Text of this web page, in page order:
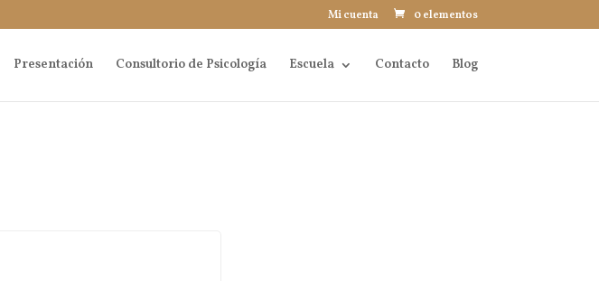
Mi cuenta 0 elementos
Presentación Consultorio de Psicología Escuela Contacto Blog